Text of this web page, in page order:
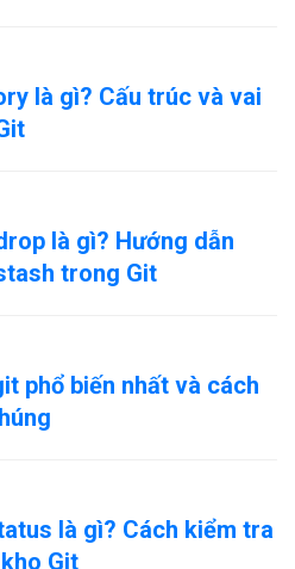
là gì? Cấu trúc và vai
là gì? Hướng dẫn
trong Git
phổ biến nhất và cách
là gì? Cách kiểm tra
Git